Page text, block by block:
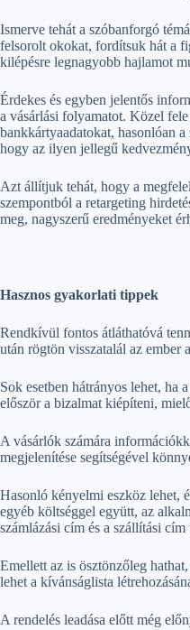
Ismerve tehát a szóbanforgó
felsorolt okokat, fordítsuk hát a
kilépésre legnagyobb hajlamot
Érdekes és egyben jelentős
a vásárlási folyamatot. Közel
bankkártyaadatokat, hasonlóan
hogy az ilyen jellegű
Azt állítjuk tehát, hogy a
szempontból a retargeting
meg, nagyszerű eredményeket
Hasznos gyakorlati tippek
Rendkívül fontos átláthatóvá
után rögtön visszatalál az ember
Sok esetben hátrányos lehet, ha
először a bizalmat kiépíteni,
A vásárlók számára
megjelenítése segítségével
Hasonló kényelmi eszköz lehet,
egyéb költséggel együtt, az
számlázási cím és a szállítási
Emellett az is ösztönzőleg
lehet a kívánságlista
A rendelés leadása előtt még